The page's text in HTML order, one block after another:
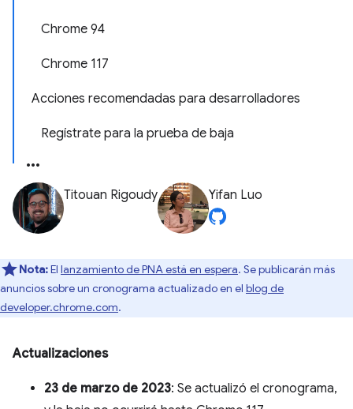
Chrome 94
Chrome 117
Acciones recomendadas para desarrolladores
Regístrate para la prueba de baja
Titouan Rigoudy Yifan Luo
Nota:El lanzamiento de PNA está en espera. Se publicarán más
anuncios sobre un cronograma actualizado en el blog de
developer.chrome.com.
Actualizaciones
23 de marzo de 2023: Se actualizó el cronograma,